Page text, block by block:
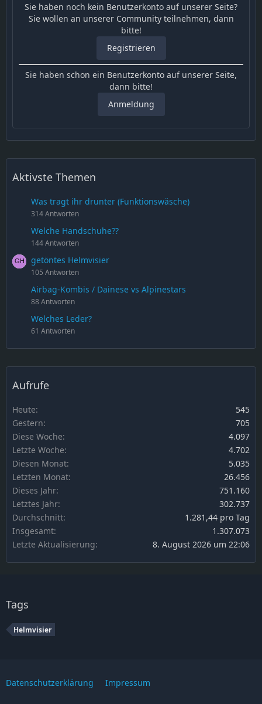
Sie haben noch kein Benutzerkonto auf unserer Seite?
Sie wollen an unserer Community teilnehmen, dann
bitte!
Registrieren
Sie haben schon ein Benutzerkonto auf unserer Seite,
dann bitte!
Anmeldung
Aktivste Themen
Was tragt ihr drunter (Funktionswäsche)
314 Antworten
Welche Handschuhe??
144 Antworten
getöntes Helmvisier
105 Antworten
Airbag-Kombis / Dainese vs Alpinestars
88 Antworten
Welches Leder?
61 Antworten
Aufrufe
Heute
545
Gestern
705
Diese Woche
4.097
Letzte Woche
4.702
Diesen Monat
5.035
Letzten Monat
26.456
Dieses Jahr
751.160
Letztes Jahr
302.737
Durchschnitt
1.281,44 pro Tag
Insgesamt
1.307.073
Letzte Aktualisierung
8. August 2026 um 22:06
Tags
Helmvisier
Datenschutzerklärung Impressum